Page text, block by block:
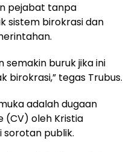
pejabat tanpa
sistem birokrasi dan
semakin buruk jika ini
birokrasi,” tegas Trubus.
adalah dugaan
(CV) oleh Kristia
sorotan publik.